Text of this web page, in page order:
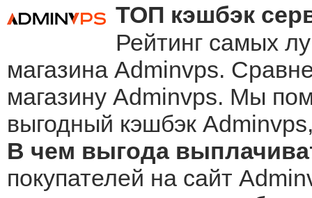
ТОП кэшбэк
Рейтинг самых
магазина Adminvps.
магазину Adminvps. Мы
выгодный кэшбэк
В чем выгода
покупателей на сайт